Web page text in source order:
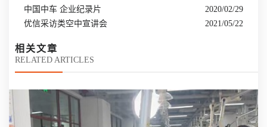
2020/02/29
中国中车 企业纪录片
2021/05/22
优信采访类空中宣讲会
相关文章
RELATED ARTICLES